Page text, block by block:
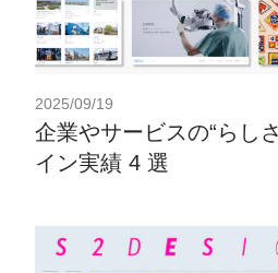
2025/09/19
企業やサービスの“らし
イン実績 4 選